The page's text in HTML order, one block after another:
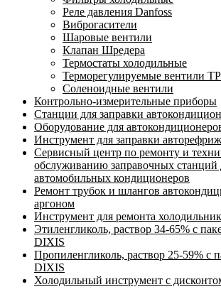
Реле давления Danfoss
Виброгасители
Шаровые вентили
Клапан Шредера
Термостаты холодильные
Терморегулируемые вентили
Соленоидные вентили
Контрольно-измерительные приборы
Станции для заправки
Оборудование для
Инструмент для заправки
Сервисный центр по ремонту и
обслуживанию заправочных станций
автомобильных кондиционеров
Ремонт трубок и шлангов
аргоном
Инструмент для ремонта
Этиленгликоль, раствор 34-65% с
DIXIS
Пропиленгликоль, раствор 25-59% с
DIXIS
Холодильный инструмент с